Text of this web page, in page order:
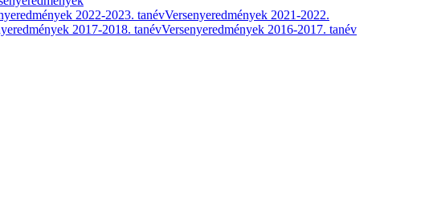
2022-2023. tanévVersenyeredmények 2021-2022.
2017-2018. tanévVersenyeredmények 2016-2017. tanév